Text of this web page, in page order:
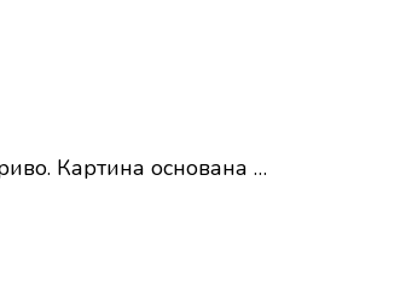
Картина основана …